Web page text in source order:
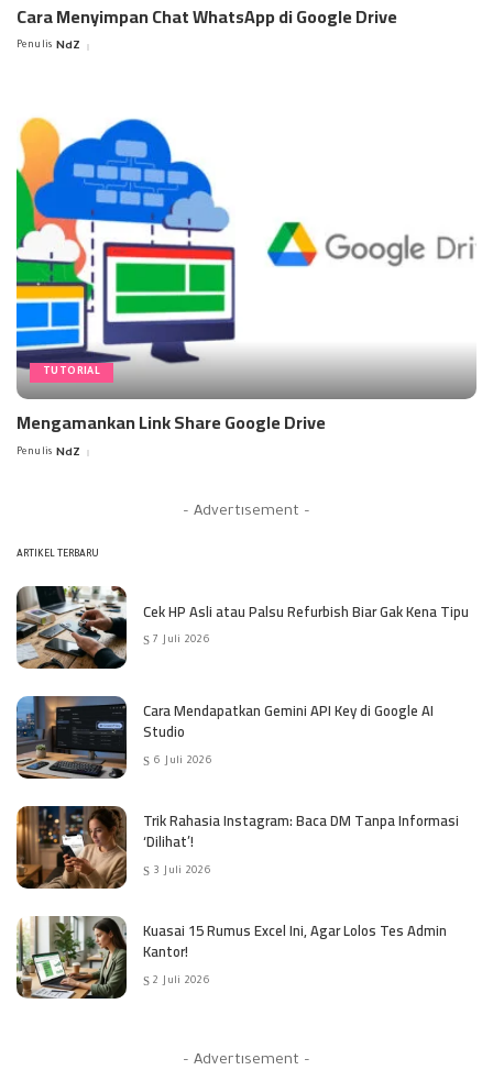
Cara Menyimpan Chat WhatsApp di Google Drive
Posted
Penulis NdZ
TUTORIAL
Mengamankan Link Share Google Drive
Posted
Penulis NdZ
– Advertisement –
ARTIKEL TERBARU
Cek HP Asli atau Palsu Refurbish Biar Gak Kena Tipu
7 Juli 2026
Cara Mendapatkan Gemini API Key di Google AI
Studio
6 Juli 2026
Trik Rahasia Instagram: Baca DM Tanpa Informasi
‘Dilihat’!
3 Juli 2026
Kuasai 15 Rumus Excel Ini, Agar Lolos Tes Admin
Kantor!
2 Juli 2026
– Advertisement –